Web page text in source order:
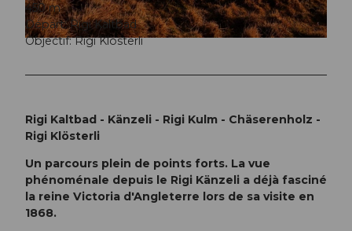
© RIGI BAHNEN AG, RIGI BAHNEN AG
450 m
Départ: Rigi Kaltbad
Objectif: Rigi Klösterli
Rigi Kaltbad - Känzeli - Rigi Kulm - Chäserenholz -
Rigi Klösterli
Un parcours plein de points forts. La vue
phénoménale depuis le Rigi Känzeli a déjà fasciné
la reine Victoria d'Angleterre lors de sa visite en
1868.